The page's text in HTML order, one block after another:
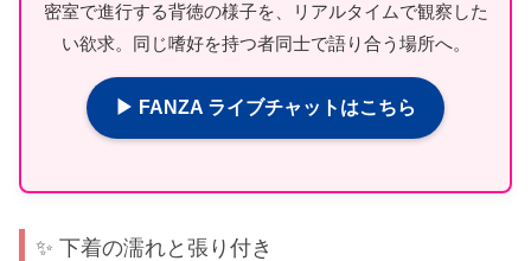
密室で進行する背徳の様子を、リアルタイムで観察した
い欲求。同じ嗜好を持つ者同士で語り合う場所へ。
▶ FANZA ライブチャットはこちら
✨ 下着の濡れと張り付き